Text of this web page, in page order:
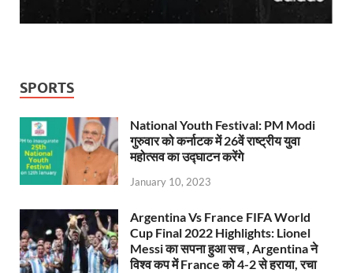
SPORTS
National Youth Festival: PM Modi
गुरुवार को कर्नाटक में 26वें राष्ट्रीय युवा
महोत्सव का उद्घाटन करेंगे
January 10, 2023
Argentina Vs France FIFA World
Cup Final 2022 Highlights: Lionel
Messi का सपना हुआ सच , Argentina ने
विश्व कप में France को 4-2 से हराया, रचा